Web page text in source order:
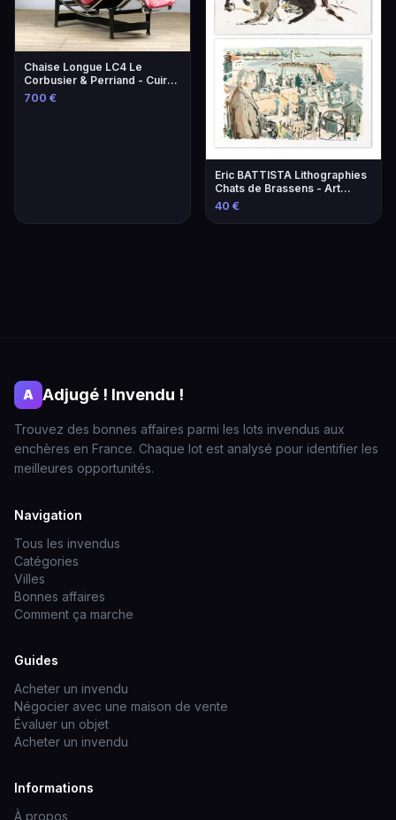
Chaise Longue LC4 Le
Corbusier & Perriand - Cuir
Lie-de-Vin
700 €
Eric BATTISTA Lithographies
Chats de Brassens - Art
Contemporain
40 €
A Adjugé ! Invendu !
Trouvez des bonnes affaires parmi les lots invendus aux
enchères en France. Chaque lot est analysé pour identifier les
meilleures opportunités.
Navigation
Tous les invendus
Catégories
Villes
Bonnes affaires
Comment ça marche
Guides
Acheter un invendu
Négocier avec une maison de vente
Évaluer un objet
Acheter un invendu
Informations
À propos